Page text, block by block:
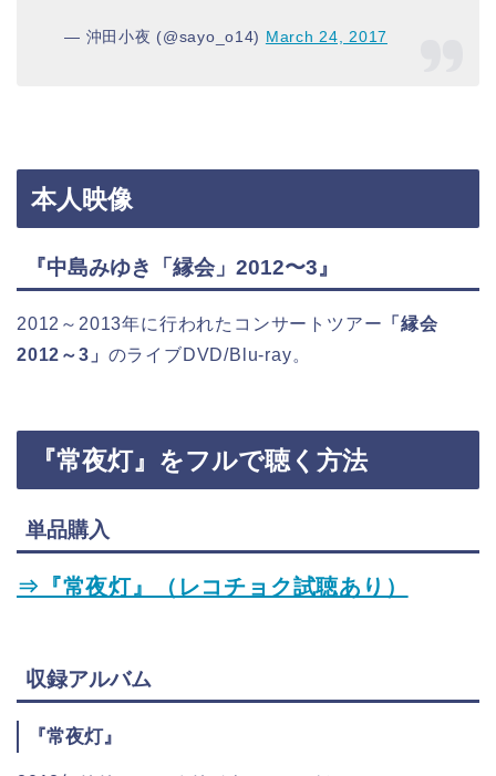
— 沖田小夜 (@sayo_o14) March 24, 2017
本人映像
『中島みゆき「縁会」2012〜3』
2012～2013年に行われたコンサートツアー 「縁会
2012～3」 のライブDVD/Blu-ray。
『常夜灯』をフルで聴く方法
単品購入
⇒『常夜灯』（レコチョク試聴あり）
収録アルバム
『常夜灯』